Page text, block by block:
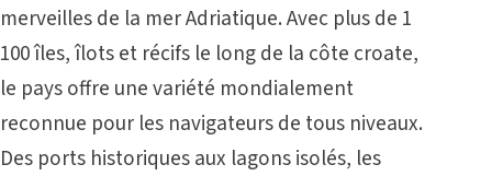
merveilles de la mer Adriatique. Avec plus de 1
100 îles, îlots et récifs le long de la côte croate,
le pays offre une variété mondialement
reconnue pour les navigateurs de tous niveaux.
Des ports historiques aux lagons isolés, les